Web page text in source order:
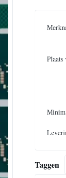
Plaats
Taggen